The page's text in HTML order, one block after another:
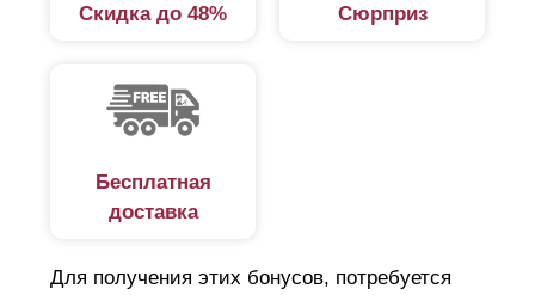
Скидка до 48% Сюрприз
Бесплатная
доставка
Для получения этих бонусов, потребуется